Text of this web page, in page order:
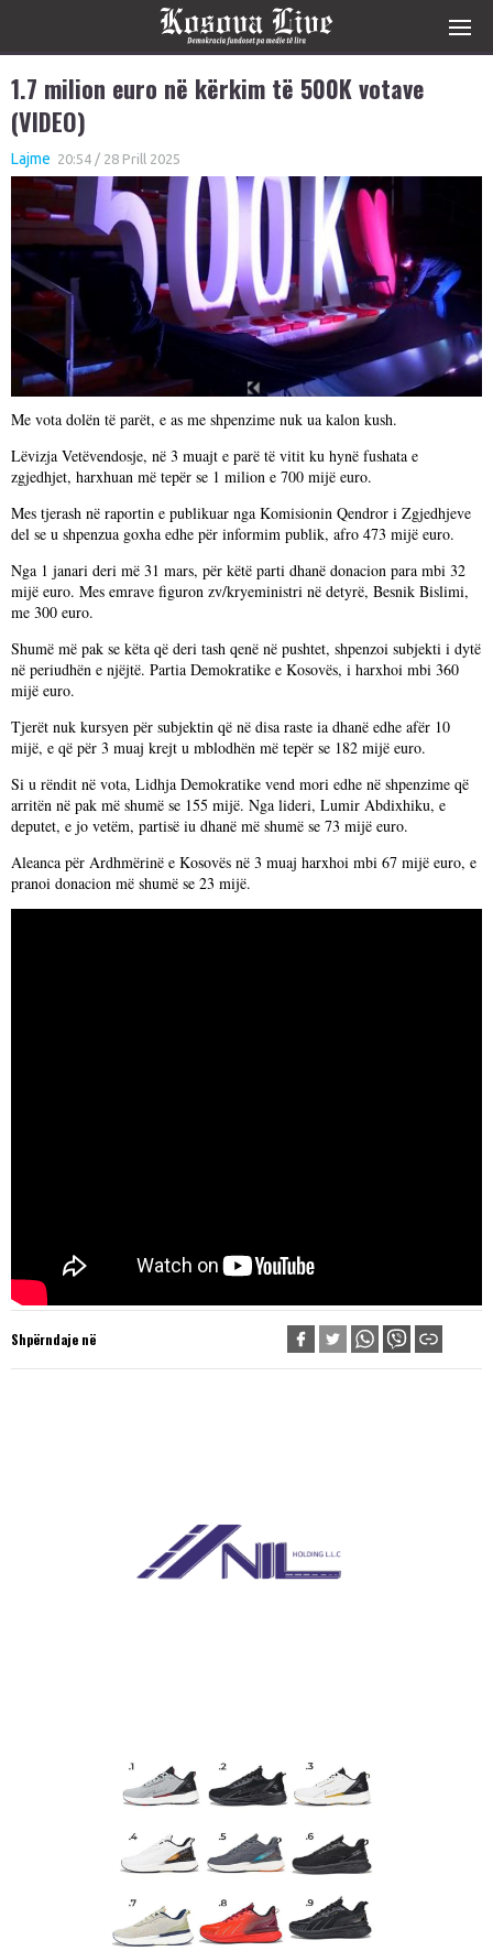
1.7 milion euro në kërkim të 500K votave
(VIDEO)
Lajme 20:54 / 28 Prill 2025
Me vota dolën të parët, e as me shpenzime nuk ua kalon kush.
Lëvizja Vetëvendosje, në 3 muajt e parë të vitit ku hynë fushata e
zgjedhjet, harxhuan më tepër se 1 milion e 700 mijë euro.
Mes tjerash në raportin e publikuar nga Komisionin Qendror i Zgjedhjeve
del se u shpenzua goxha edhe për informim publik, afro 473 mijë euro.
Nga 1 janari deri më 31 mars, për këtë parti dhanë donacion para mbi 32
mijë euro. Mes emrave figuron zv/kryeministri në detyrë, Besnik Bislimi,
me 300 euro.
Shumë më pak se këta që deri tash qenë në pushtet, shpenzoi subjekti i dytë
në periudhën e njëjtë. Partia Demokratike e Kosovës, i harxhoi mbi 360
mijë euro.
Tjerët nuk kursyen për subjektin që në disa raste ia dhanë edhe afër 10
mijë, e që për 3 muaj krejt u mblodhën më tepër se 182 mijë euro.
Si u rëndit në vota, Lidhja Demokratike vend mori edhe në shpenzime që
arritën në pak më shumë se 155 mijë. Nga lideri, Lumir Abdixhiku, e
deputet, e jo vetëm, partisë iu dhanë më shumë se 73 mijë euro.
Aleanca për Ardhmërinë e Kosovës në 3 muaj harxhoi mbi 67 mijë euro, e
pranoi donacion më shumë se 23 mijë.
Shpërndaje në